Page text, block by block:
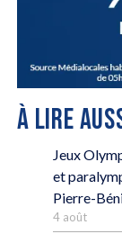
À LIRE
Jeux
et
Pierre-
4 août